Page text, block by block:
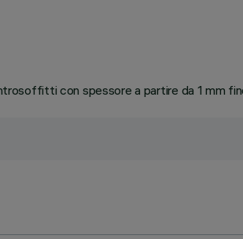
con spessore a partire da 1 mm